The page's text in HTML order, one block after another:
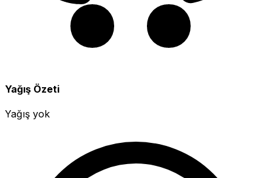
Yağış Özeti
Yağış yok